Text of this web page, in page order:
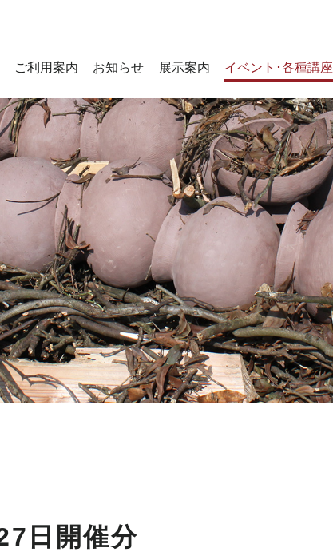
ご利用案内 お知らせ 展示案内 イベント･各種講座
日開催分